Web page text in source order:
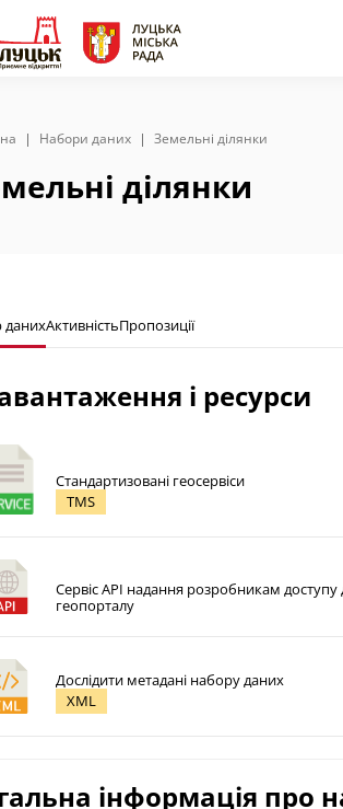
Набори даних Земельні ділянки
ділянки
данихАктивністьПропозиції
і ресурси
Cтандартизовані геосервіси
TMS
Сервіс API надання розробникам
геопорталу
Дослідити метадані набору даних
XML
інформація про